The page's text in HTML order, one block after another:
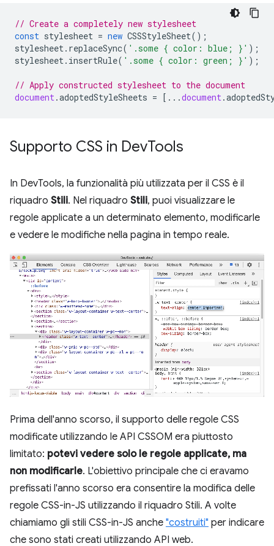
// Create a completely new stylesheet
const stylesheet = new CSSStyleSheet();
stylesheet. replaceSync( '.some { color: blue; }' );
stylesheet. insertRule( '.some { color: green; }' );
// Apply constructed stylesheet to the document
document.adoptedStyleSheets = [...document.
Supporto CSS in DevTools
In DevTools, la funzionalità più utilizzata per il CSS è il
riquadro Stili. Nel riquadro Stili, puoi visualizzare le
regole applicate a un determinato elemento, modificarle
e vedere le modifiche nella pagina in tempo reale.
Prima dell'anno scorso, il supporto delle regole CSS
modificate utilizzando le API CSSOM era piuttosto
limitato: potevi vedere solo le regole applicate, ma
non modificarle. L'obiettivo principale che ci eravamo
prefissati l'anno scorso era consentire la modifica delle
regole CSS-in-JS utilizzando il riquadro Stili. A volte
chiamiamo gli stili CSS-in-JS anche "costruiti" per indicare
che sono stati creati utilizzando API web.